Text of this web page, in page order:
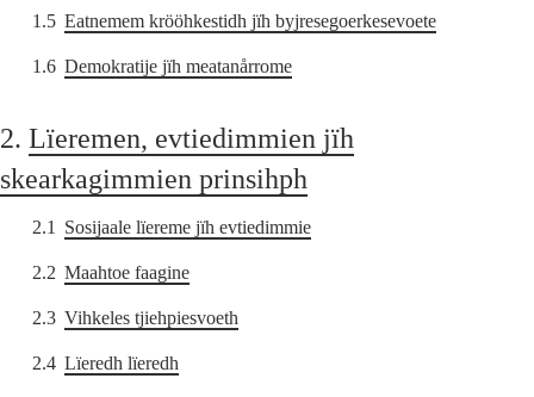
1.5 Eatnemem krööhkestidh jïh byjresegoerkesevoete
1.6 Demokratije jïh meatanårrome
2. Lïeremen, evtiedimmien jïh
skearkagimmien prinsihph
2.1 Sosijaale lïereme jïh evtiedimmie
2.2 Maahtoe faagine
2.3 Vihkeles tjiehpiesvoeth
2.4 Lïeredh lïeredh